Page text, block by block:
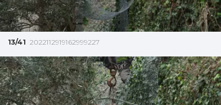
13/41 2022112919162999227